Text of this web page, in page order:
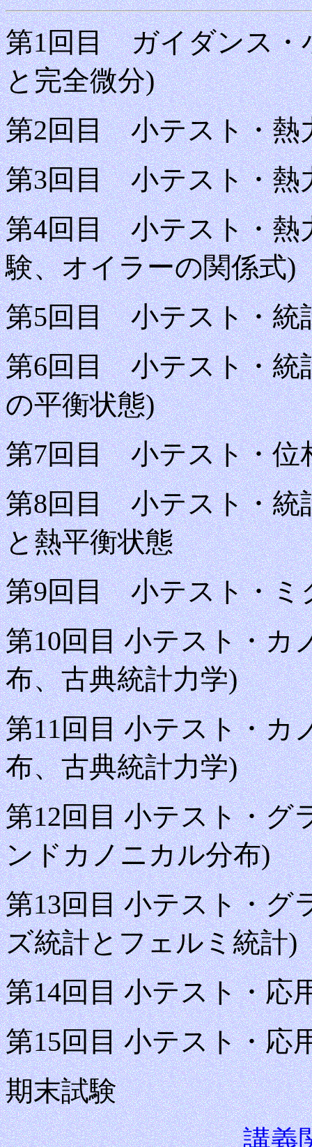
第1回目 ガイダンス・
と完全微分)
第2回目 小テスト・
第3回目 小テスト・熱
第4回目 小テスト・熱
験、オイラーの関係式)
第5回目 小テスト・統
第6回目 小テスト・統
の平衡状態)
第7回目 小テスト・位
第8回目小テスト・統
と熱平衡状態
第9回目 小テスト・
第10回目 小テスト・カ
布、古典統計力学)
第11回目 小テスト・カ
布、古典統計力学)
第12回目小テスト・グ
ンドカノニカル分布)
第13回目小テスト・グ
ズ統計とフェルミ統計)
第14回目小テスト・応
第15回目 小テスト・応
期末試験
講義